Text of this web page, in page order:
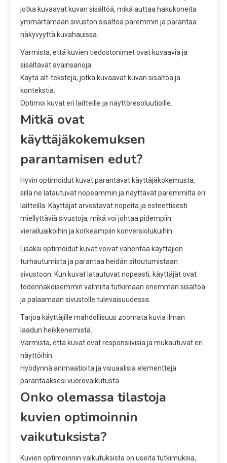
jotka kuvaavat kuvan sisältöä, mikä auttaa hakukoneita
ymmärtämään sivuston sisältöä paremmin ja parantaa
näkyvyyttä kuvahauissa.
Varmista, että kuvien tiedostonimet ovat kuvaavia ja
sisältävät avainsanoja.
Käytä alt-tekstejä, jotka kuvaavat kuvan sisältöä ja
kontekstia.
Optimoi kuvat eri laitteille ja näyttöresoluutioille.
Mitkä ovat
käyttäjäkokemuksen
parantamisen edut?
Hyvin optimoidut kuvat parantavat käyttäjäkokemusta,
sillä ne latautuvat nopeammin ja näyttävät paremmilta eri
laitteilla. Käyttäjät arvostavat nopeita ja esteettisesti
miellyttäviä sivustoja, mikä voi johtaa pidempiin
vierailuaikoihin ja korkeampiin konversiolukuihin.
Lisäksi optimoidut kuvat voivat vähentää käyttäjien
turhautumista ja parantaa heidän sitoutumistaan
sivustoon. Kun kuvat latautuvat nopeasti, käyttäjät ovat
todennäköisemmin valmiita tutkimaan enemmän sisältöä
ja palaamaan sivustolle tulevaisuudessa.
Tarjoa käyttäjille mahdollisuus zoomata kuvia ilman
laadun heikkenemistä.
Varmista, että kuvat ovat responsiivisia ja mukautuvat eri
näyttöihin.
Hyödynnä animaatioita ja visuaalisia elementtejä
parantaaksesi vuorovaikutusta.
Onko olemassa tilastoja
kuvien optimoinnin
vaikutuksista?
Kuvien optimoinnin vaikutuksista on useita tutkimuksia,